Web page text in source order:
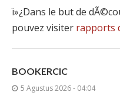
ï»¿Dans le but de
pouvez visiter rapports
BOOKERCIC
5 Agustus 2026 - 04:04